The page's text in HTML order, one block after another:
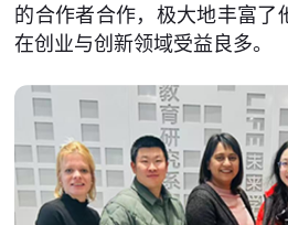
的合作者合作，极大地丰富了
在创业与创新领域受益良多。